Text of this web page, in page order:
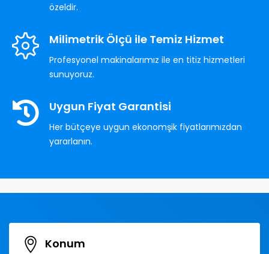
özeldir.
Milimetrik Ölçü ile Temiz Hizmet
Profesyonel makinalarımız ile en titiz hizmetleri
sunuyoruz.
Uygun Fiyat Garantisi
Her bütçeye uygun ekonomşik fiyatlarımızdan
yararlanın.
Konum